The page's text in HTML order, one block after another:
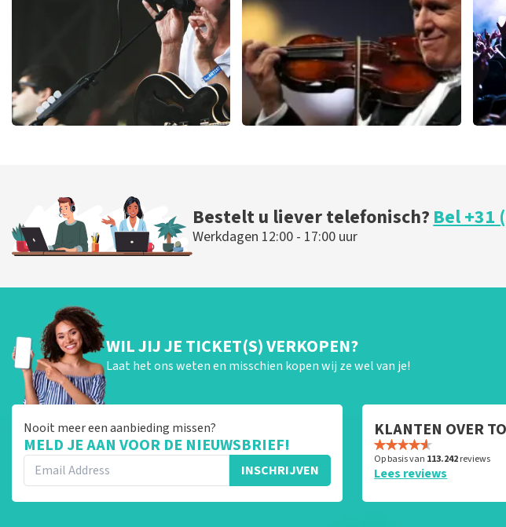
BESTEL NU
BESTEL NU
Bestelt u liever telefonisch?Bel +31
Werkdagen 12:00 - 17:00 uur
WIL JIJ JE TICKET(S) VERKOPEN?
Laat het ons weten en misschien kopen wij ze wel van je!
Nooit meer een aanbieding missen?
MELD JE AAN VOOR DE NIEUWSBRIEF!
INSCHRIJVEN
KLANTEN OVER
Op basis van 113.242reviews
Lees reviews